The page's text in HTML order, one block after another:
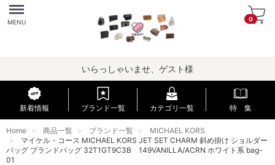
Menu
MENU 0
いらっしゃいませ、ゲスト様
新着情報 ブランド一覧 カテゴリ一覧 特 集
Home 商品一覧 ブランド一覧
MICHAEL KORS
マイケル・コース MICHAEL KORS JET SET CHARM 斜め掛け ショルダー
バッグ ブランドバッグ 32T1GT9C3B 149VANILLA/ACRN ホワイト系 bag-
01